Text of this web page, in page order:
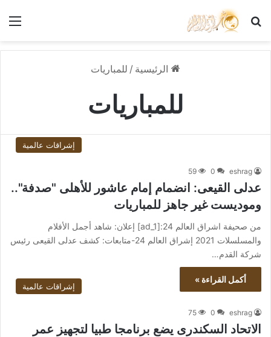
بحث عن
الرئيسية / للمباريات
للمباريات
إشراقات عالمية
eshrag
0
59
عدلى القيعى: انضمام إمام عاشور للأهلى "صدفة"..
وموديست غير جاهز للمباريات
من صحيفة اشراق العالم 24:[ad_1] إعلان: شاهد أجمل الأفلام
والمسلسلات 2021 إشراق العالم 24-متابعات: كشف عدلى القيعى رئيس
شركة القدم…
أكمل القراءة »
إشراقات عالمية
eshrag
0
75
الاتحاد السكندرى يضع برنامجا طبيا لتجهيز عمر